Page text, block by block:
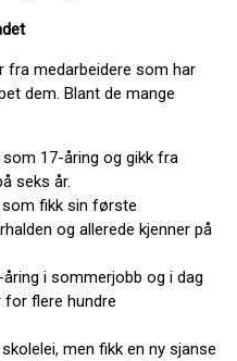
fra medarbeidere som har
dem. Blant de mange
17-åring og gikk fra
seks år.
som fikk sin første
og allerede kjenner på
i sommerjobb og i dag
flere hundre
men fikk en ny sjanse